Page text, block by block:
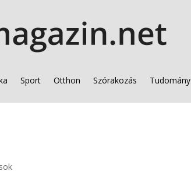
Sport Otthon Szórakozás Tudomány